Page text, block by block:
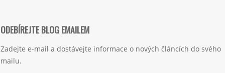
ODEBÍREJTE BLOG EMAILEM
Zadejte e-mail a dostávejte informace o nových článcích do svého
mailu.